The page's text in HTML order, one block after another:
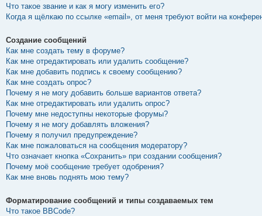
Что такое звание и как я могу изменить его?
Когда я щёлкаю по ссылке «email», от меня требуют войти на
Создание сообщений
Как мне создать тему в форуме?
Как мне отредактировать или удалить сообщение?
Как мне добавить подпись к своему сообщению?
Как мне создать опрос?
Почему я не могу добавить больше вариантов ответа?
Как мне отредактировать или удалить опрос?
Почему мне недоступны некоторые форумы?
Почему я не могу добавлять вложения?
Почему я получил предупреждение?
Как мне пожаловаться на сообщения модератору?
Что означает кнопка «Сохранить» при создании сообщения?
Почему моё сообщение требует одобрения?
Как мне вновь поднять мою тему?
Форматирование сообщений и типы создаваемых тем
Что такое BBCode?